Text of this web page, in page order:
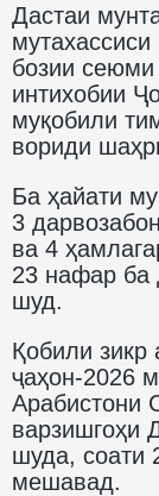
Дастаи
бозии
интихобии
муқобили
вориди
Ба ҳайати
3
ва 4
23 нафар ба
шуд.
Қобили зикр
ҷаҳон-2026
Арабистони
варзишгоҳи
шуда, соати
мешавад.